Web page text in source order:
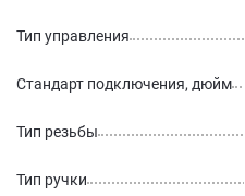
Тип управления
Стандарт подключения, дюйм
Тип резьбы
Тип ручки